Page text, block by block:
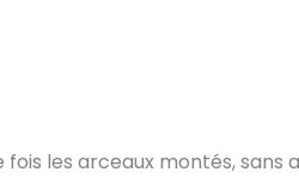
les arceaux montés, sans